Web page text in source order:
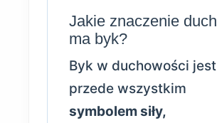
Jakie znaczenie
ma byk?
Byk w duchowości jest
przede wszystkim
symbolem siły,